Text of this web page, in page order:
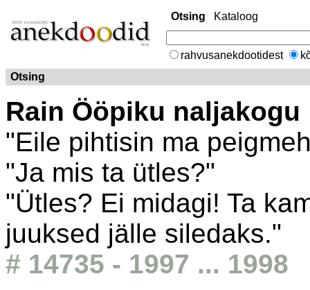
Otsing Kataloog
rahvusanekdootidest
Otsing
Rain Ööpiku naljakogu
"Eile pihtisin ma
"Ja mis ta ütles?"
"Ütles? Ei midagi! Ta
juuksed jälle siledaks."
# 14735 - 1997 ... 1998